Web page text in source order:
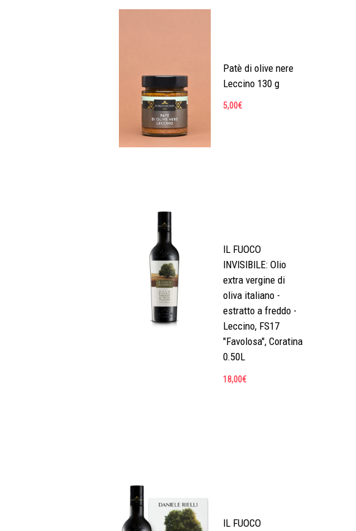
Patè di olive nere
Leccino 130 g
5,00€
IL FUOCO
INVISIBILE: Olio
extra vergine di
oliva italiano -
estratto a freddo -
Leccino, FS17
"Favolosa", Coratina
0.50L
18,00€
IL FUOCO